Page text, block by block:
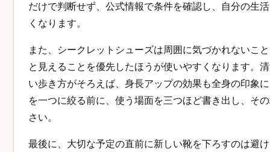
だけで判断せず、公式情報で条件を確認し、自分の生
くなります。
また、シークレットシューズは周囲に気づかれないこ
と見えることを優先したほうが使いやすくなります。
い歩き方がそろえば、身長アップの効果も全身の印象
を一つに絞る前に、使う場面を三つほど書き出し、そ
さい。
最後に、大切な予定の直前に新しい靴を下ろすのは避